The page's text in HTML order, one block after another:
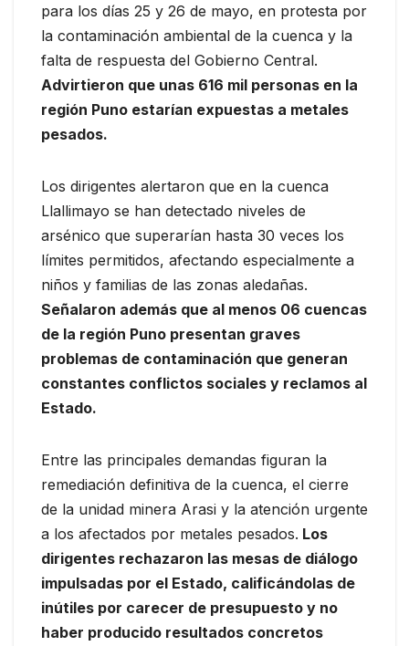
para los días 25 y 26 de mayo, en protesta por
la contaminación ambiental de la cuenca y la
falta de respuesta del Gobierno Central.
Advirtieron que unas 616 mil personas en la
región Puno estarían expuestas a metales
pesados.
Los dirigentes alertaron que en la cuenca
Llallimayo se han detectado niveles de
arsénico que superarían hasta 30 veces los
límites permitidos, afectando especialmente a
niños y familias de las zonas aledañas.
Señalaron además que al menos 06 cuencas
de la región Puno presentan graves
problemas de contaminación que generan
constantes conflictos sociales y reclamos al
Estado.
Entre las principales demandas figuran la
remediación definitiva de la cuenca, el cierre
de la unidad minera Arasi y la atención urgente
a los afectados por metales pesados. Los
dirigentes rechazaron las mesas de diálogo
impulsadas por el Estado, calificándolas de
inútiles por carecer de presupuesto y no
haber producido resultados concretos